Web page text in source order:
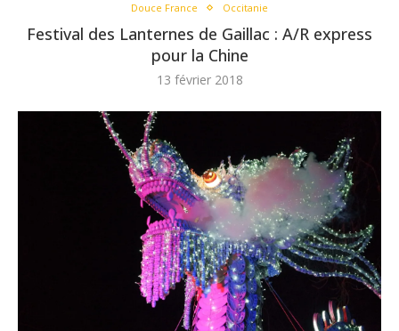
Douce France Occitanie
Festival des Lanternes de Gaillac : A/R express
pour la Chine
13 février 2018